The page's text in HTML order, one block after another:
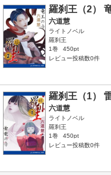
羅刹王（2）
六道慧
ライトノベル
羅刹王
1巻
450pt
レビュー投稿数0件
羅刹王（1）
六道慧
ライトノベル
羅刹王
1巻
450pt
レビュー投稿数0件